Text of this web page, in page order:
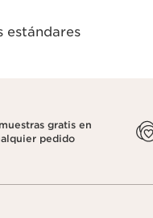
estándares
gratis en
pedido